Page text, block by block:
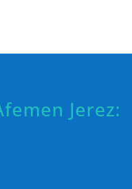
Jerez: